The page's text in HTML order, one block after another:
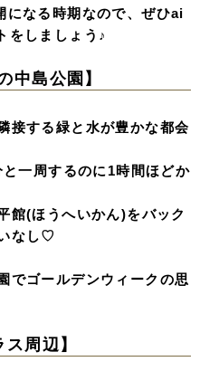
になる時期なので、ぜひai
をしましょう♪
中島公園】
接する緑と水が豊かな都会
一周するのに1時間ほどか
館(ほうへいかん)をバック
なし♡
でゴールデンウィークの思
周辺】